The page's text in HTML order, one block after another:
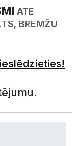
ATE
BREMŽU